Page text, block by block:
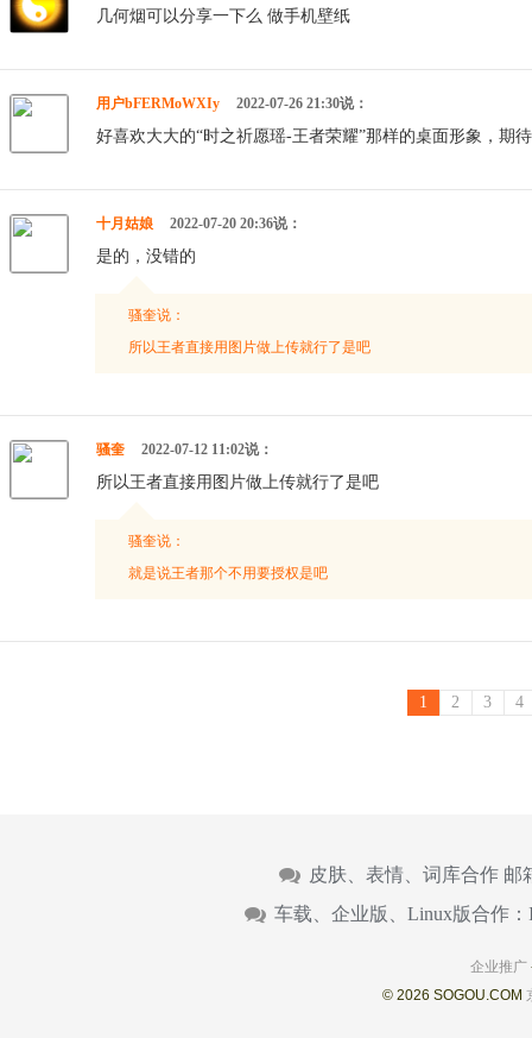
几何烟可以分享一下么 做手机壁纸
用户bFERMoWXIy 2022-07-26 21:30说：
好喜欢大大的“时之祈愿瑶-王者荣耀”那样的桌面形象，期
十月姑娘 2022-07-20 20:36说：
是的，没错的
骚奎说：
所以王者直接用图片做上传就行了是吧
骚奎 2022-07-12 11:02说：
所以王者直接用图片做上传就行了是吧
骚奎说：
就是说王者那个不用要授权是吧
1 2 3 4
皮肤、表情、词库合作 邮
车载、企业版、Linux版合作：
企业推广
© 2026 SOGOU.COM